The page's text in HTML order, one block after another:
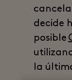
decide
posible
la